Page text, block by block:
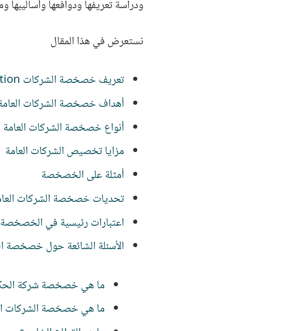
ودراسة تعريفها ودوافعها وأساليبها
نستعرض في هذا المقال
تعريف خصخصة الشركات Privatization
أهداف خصخصة الشركات
أنواع خصخصة الشركات العامة
مزايا تخصيص الشركات العامة
أمثلة على الخصخصة
تحديات خصخصة الشركات
اعتبارات رئيسية في الخصخصة
الأسئلة الشائعة حول خصخصة
ما هي خصخصة شركة
ما هي خصخصة الشركات